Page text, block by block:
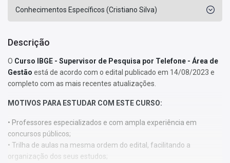
Conhecimentos Específicos (Cristiano Silva)
Descrição
O Curso IBGE - Supervisor de Pesquisa por Telefone - Área de
Gestão está de acordo com o edital publicado em 14/08/2023 e
completo com as mais recentes atualizações.
MOTIVOS PARA ESTUDAR COM ESTE CURSO:
• Professores especializados e com ampla experiência em
concursos públicos;
• Trilha de aulas na mesma ordem do edital, facilitando a
organização dos seus estudos;